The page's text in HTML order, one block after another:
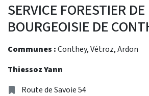
SERVICE FORESTIER DE
BOURGEOISIE DE
Communes :Conthey, Vétroz, Ardon
Thiessoz Yann
Address
Route de Savoie 54